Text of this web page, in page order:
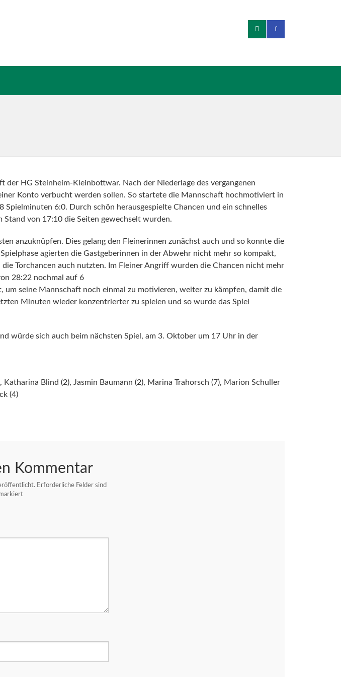
HG Steinheim-Kleinbottwar. Nach der Niederlage des vergangenen
Konto verbucht werden sollen. So startete die Mannschaft hochmotiviert in
6:0. Durch schön herausgespielte Chancen und ein schnelles
von 17:10 die Seiten gewechselt wurden.
anzuknüpfen. Dies gelang den Fleinerinnen zunächst auch und so konnte die
agierten die Gastgeberinnen in der Abwehr nicht mehr so kompakt,
Torchancen auch nutzten. Im Fleiner Angriff wurden die Chancen nicht mehr
28:22 nochmal auf 6
um seine Mannschaft noch einmal zu motivieren, weiter zu kämpfen, damit die
Minuten wieder konzentrierter zu spielen und so wurde das Spiel
würde sich auch beim nächsten Spiel, am 3. Oktober um 17 Uhr in der
Blind (2), Jasmin Baumann (2), Marina Trahorsch (7), Marion Schuller
(4)
Kommentar
Erforderliche Felder sind